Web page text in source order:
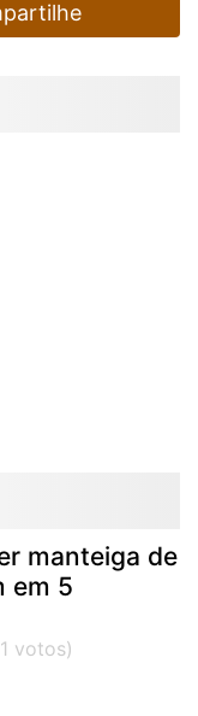
manteiga de
em 5